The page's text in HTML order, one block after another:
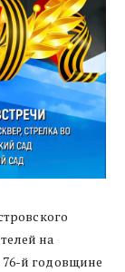
на
й годовщине